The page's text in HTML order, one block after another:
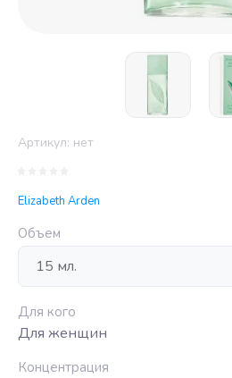
Артикул: нет
Elizabeth Arden
Объем
Для кого
Для женщин
Концентрация